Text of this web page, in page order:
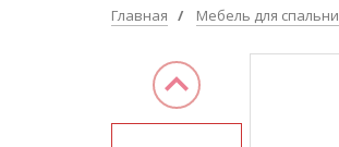
Главная Мебель для спальни